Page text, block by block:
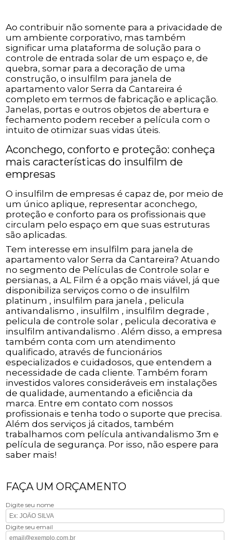
Ao contribuir não somente para a privacidade de
um ambiente corporativo, mas também
significar uma plataforma de solução para o
controle de entrada solar de um espaço e, de
quebra, somar para a decoração de uma
construção, o insulfilm para janela de
apartamento valor Serra da Cantareira é
completo em termos de fabricação e aplicação.
Janelas, portas e outros objetos de abertura e
fechamento podem receber a película com o
intuito de otimizar suas vidas úteis.
Aconchego, conforto e proteção: conheça
mais características do insulfilm de
empresas
O insulfilm de empresas é capaz de, por meio de
um único aplique, representar aconchego,
proteção e conforto para os profissionais que
circulam pelo espaço em que suas estruturas
são aplicadas.
Tem interesse em insulfilm para janela de
apartamento valor Serra da Cantareira? Atuando
no segmento de Películas de Controle solar e
persianas, a AL Film é a opção mais viável, já que
disponibiliza serviços como o de insulfilm
platinum , insulfilm para janela , pelicula
antivandalismo , insulfilm , insulfilm degrade ,
pelicula de controle solar , pelicula decorativa e
insulfilm antivandalismo . Além disso, a empresa
também conta com um atendimento
qualificado, através de funcionários
especializados e cuidadosos, que entendem a
necessidade de cada cliente. Também foram
investidos valores consideráveis em instalações
de qualidade, aumentando a eficiência da
marca. Entre em contato com nossos
profissionais e tenha todo o suporte que precisa.
Além dos serviços já citados, também
trabalhamos com película antivandalismo 3m e
película de segurança. Por isso, não espere para
saber mais!
FAÇA UM ORÇAMENTO
Digite seu nome
Digite seu email